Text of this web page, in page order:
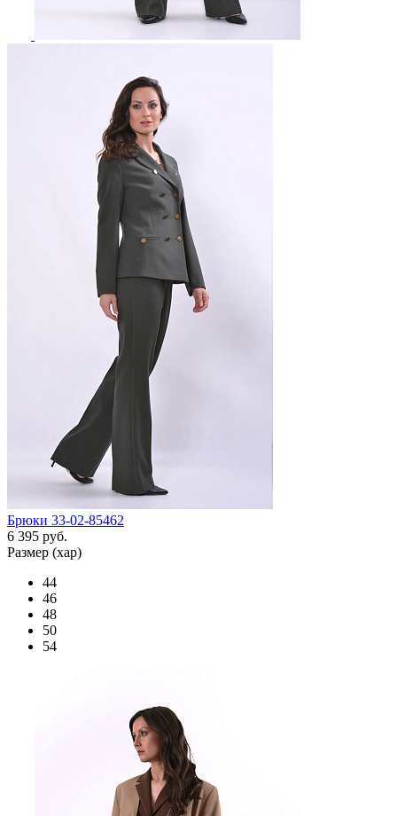
Брюки 33-02-85462
6 395 руб.
Размер (хар)
44
46
48
50
54